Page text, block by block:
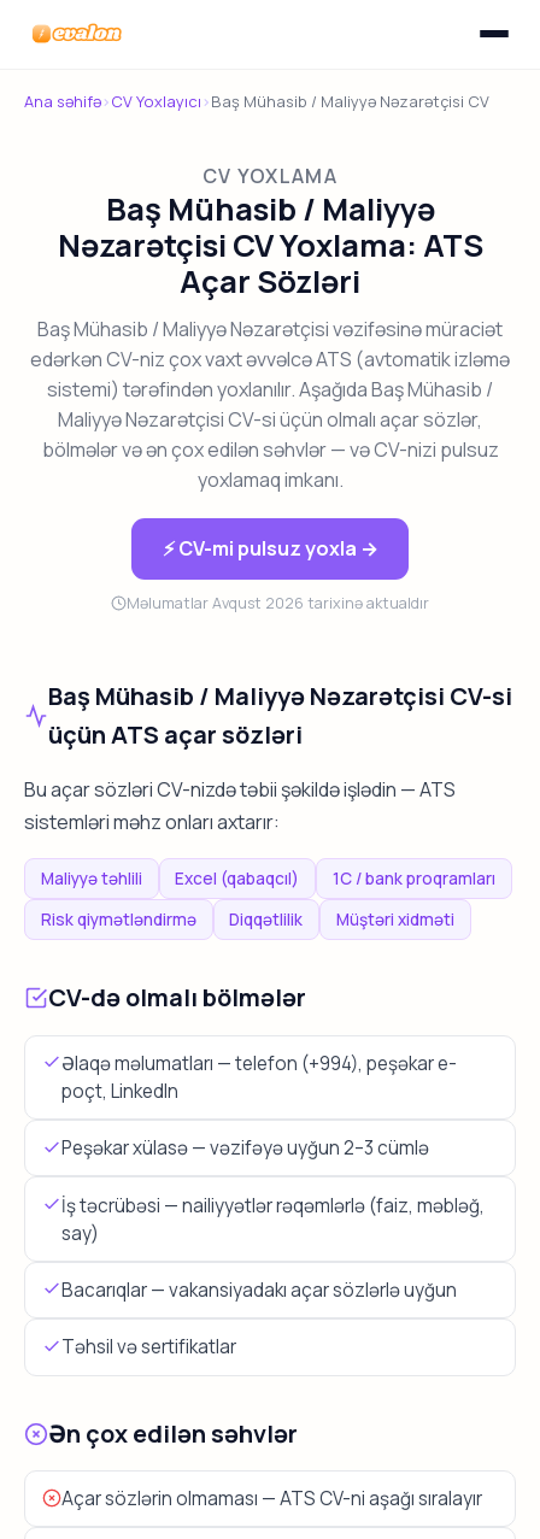
Evalon
Ana səhifə›CV Yoxlayıcı ›Baş Mühasib / Maliyyə Nəzarətçisi CV
CV YOXLAMA
Baş Mühasib / Maliyyə
Nəzarətçisi CV Yoxlama: ATS
Açar Sözləri
Baş Mühasib / Maliyyə Nəzarətçisi vəzifəsinə müraciət
edərkən CV-niz çox vaxt əvvəlcə ATS (avtomatik izləmə
sistemi) tərəfindən yoxlanılır. Aşağıda Baş Mühasib /
Maliyyə Nəzarətçisi CV-si üçün olmalı açar sözlər,
bölmələr və ən çox edilən səhvlər — və CV-nizi pulsuz
yoxlamaq imkanı.
⚡ CV-mi pulsuz yoxla →
Məlumatlar Avqust 2026 tarixinə aktualdır
Baş Mühasib / Maliyyə Nəzarətçisi CV-si
üçün ATS açar sözləri
Bu açar sözləri CV-nizdə təbii şəkildə işlədin — ATS
sistemləri məhz onları axtarır:
Maliyyə təhlili Excel (qabaqcıl)
1C / bank proqramları
Risk qiymətləndirmə
Diqqətlilik Müştəri xidməti
CV-də olmalı bölmələr
Əlaqə məlumatları — telefon (+994), peşəkar e-
poçt, LinkedIn
Peşəkar xülasə — vəzifəyə uyğun 2–3 cümlə
İş təcrübəsi — nailiyyətlər rəqəmlərlə (faiz, məbləğ,
say)
Bacarıqlar — vakansiyadakı açar sözlərlə uyğun
Təhsil və sertifikatlar
Ən çox edilən səhvlər
Açar sözlərin olmaması — ATS CV-ni aşağı sıralayır